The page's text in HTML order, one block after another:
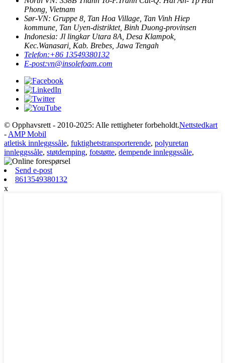
Phong, Vietnam
Sør-VN: Gruppe 8, Tan Hoa Village, Tan Vinh Hiep
kommune, Tan Uyen-distriktet, Binh Duong-provinsen
Indonesia: Jl lingkar Utara 8A, Desa Klampok,
Kec.Wanasari, Kab. Brebes, Jawa Tengah
Telefon:+86 13549380132
E-post:vn@insolefoam.com
© Opphavsrett - 2010-2025: Alle rettigheter forbeholdt.Nettstedkart
- AMP Mobil
atletisk innleggssåle, fuktighetstransporterende, polyuretan
innleggssåle, støtdemping, fotstøtte, dempende innleggssåle,
Send e-post
8613549380132
x